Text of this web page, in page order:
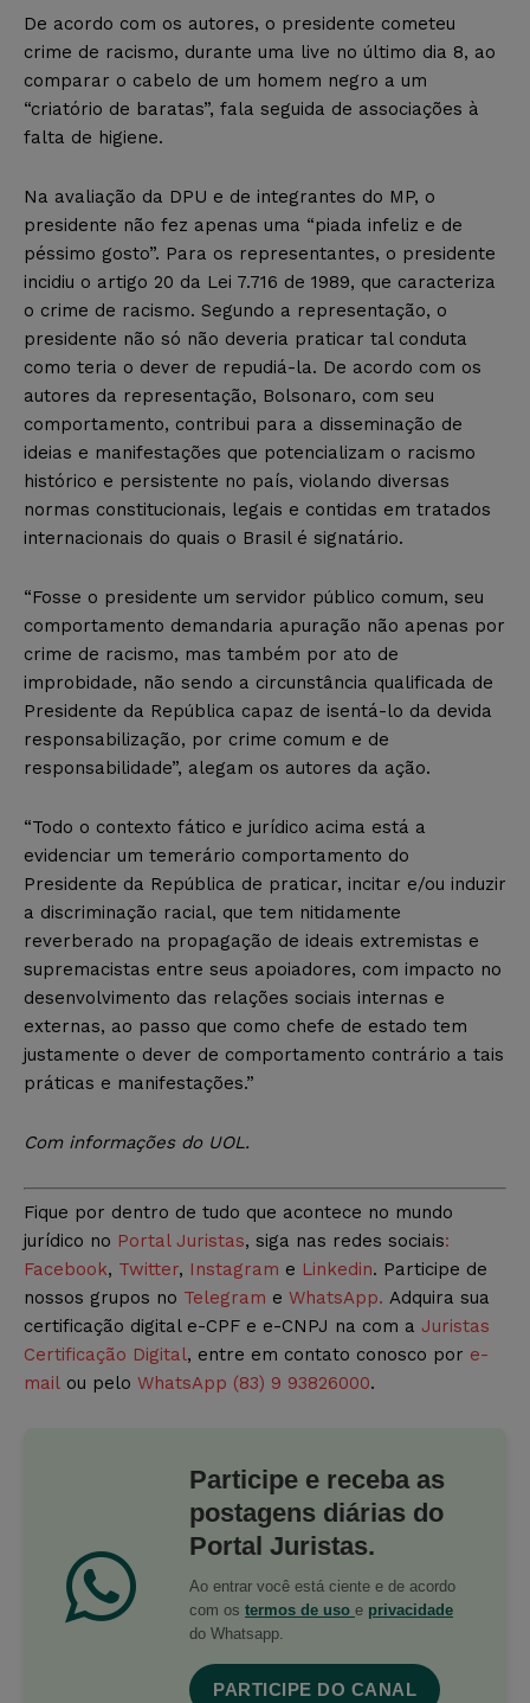
De acordo com os autores, o presidente cometeu
crime de racismo, durante uma live no último dia 8, ao
comparar o cabelo de um homem negro a um
“criatório de baratas”, fala seguida de associações à
falta de higiene.
Na avaliação da DPU e de integrantes do MP, o
presidente não fez apenas uma “piada infeliz e de
péssimo gosto”. Para os representantes, o presidente
incidiu o artigo 20 da Lei 7.716 de 1989, que caracteriza
o crime de racismo. Segundo a representação, o
presidente não só não deveria praticar tal conduta
como teria o dever de repudiá-la. De acordo com os
autores da representação, Bolsonaro, com seu
comportamento, contribui para a disseminação de
ideias e manifestações que potencializam o racismo
histórico e persistente no país, violando diversas
normas constitucionais, legais e contidas em tratados
internacionais do quais o Brasil é signatário.
“Fosse o presidente um servidor público comum, seu
comportamento demandaria apuração não apenas por
crime de racismo, mas também por ato de
improbidade, não sendo a circunstância qualificada de
Presidente da República capaz de isentá-lo da devida
responsabilização, por crime comum e de
responsabilidade”, alegam os autores da ação.
“Todo o contexto fático e jurídico acima está a
evidenciar um temerário comportamento do
Presidente da República de praticar, incitar e/ou induzir
a discriminação racial, que tem nitidamente
reverberado na propagação de ideais extremistas e
supremacistas entre seus apoiadores, com impacto no
desenvolvimento das relações sociais internas e
externas, ao passo que como chefe de estado tem
justamente o dever de comportamento contrário a tais
práticas e manifestações.”
Com informações do UOL.
Fique por dentro de tudo que acontece no mundo
jurídico no Portal Juristas, siga nas redes sociais:
Facebook, Twitter, Instagram e Linkedin. Participe de
nossos grupos no Telegram e WhatsApp. Adquira sua
certificação digital e-CPF e e-CNPJ na com a Juristas
Certificação Digital, entre em contato conosco por e-
mail ou pelo WhatsApp (83) 9 93826000.
Participe e receba as
postagens diárias do
Portal Juristas.
Ao entrar você está ciente e de acordo
com os termos de uso e privacidade
do Whatsapp.
PARTICIPE DO CANAL